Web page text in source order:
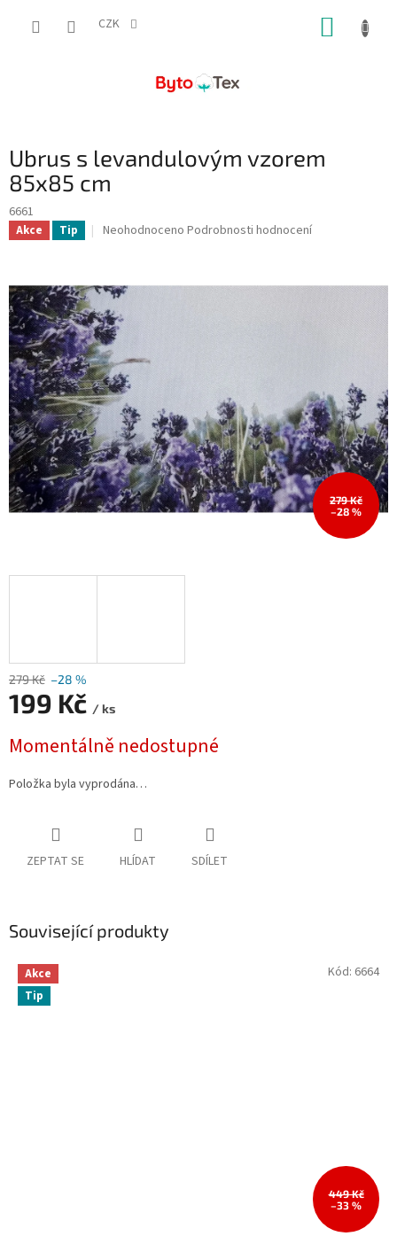
CZK
Ubrus s levandulovým vzorem
85x85 cm
6661
Akce Tip
Průměrné
0,0
z
5
hvězdiček.
Neohodnoceno Podrobnosti hodnocení
279 Kč
–28 %
279 Kč –28 %
199 Kč / ks
cena:
Momentálně nedostupné
Položka byla vyprodána…
ZEPTAT SE HLÍDAT SDÍLET
Související produkty
Akce
Tip
449 Kč
–33 %
Kód: 6664